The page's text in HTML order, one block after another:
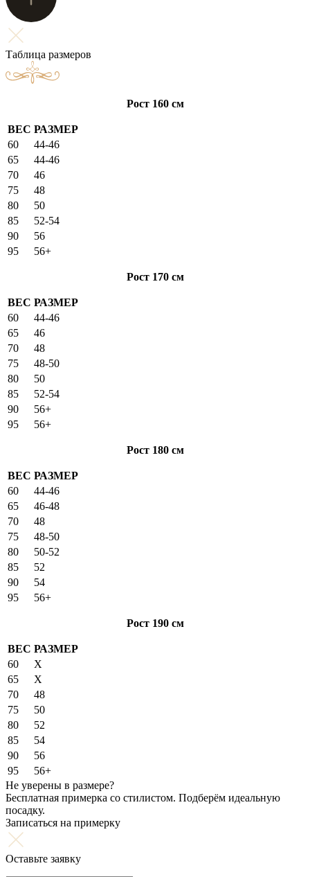
Таблица размеров
Рост 160 см
ВЕС РАЗМЕР
60
44-46
65
44-46
70
46
75
48
80
50
85
52-54
90
56
95
56+
Рост 170 см
ВЕС РАЗМЕР
60
44-46
65
46
70
48
75
48-50
80
50
85
52-54
90
56+
95
56+
Рост 180 см
ВЕС РАЗМЕР
60
44-46
65
46-48
70
48
75
48-50
80
50-52
85
52
90
54
95
56+
Рост 190 см
ВЕС РАЗМЕР
60
X
65
X
70
48
75
50
80
52
85
54
90
56
95
56+
Не уверены в размере?
Бесплатная примерка со стилистом. Подберём идеальную
посадку.
Записаться на примерку
Оставьте заявку